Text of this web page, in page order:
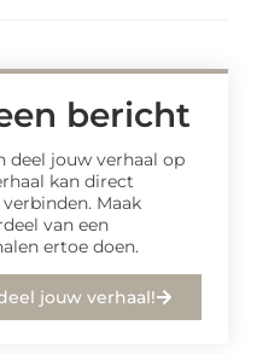
bericht
deel jouw verhaal op
kan direct
Maak
van een
ertoe doen.
jouw verhaal!